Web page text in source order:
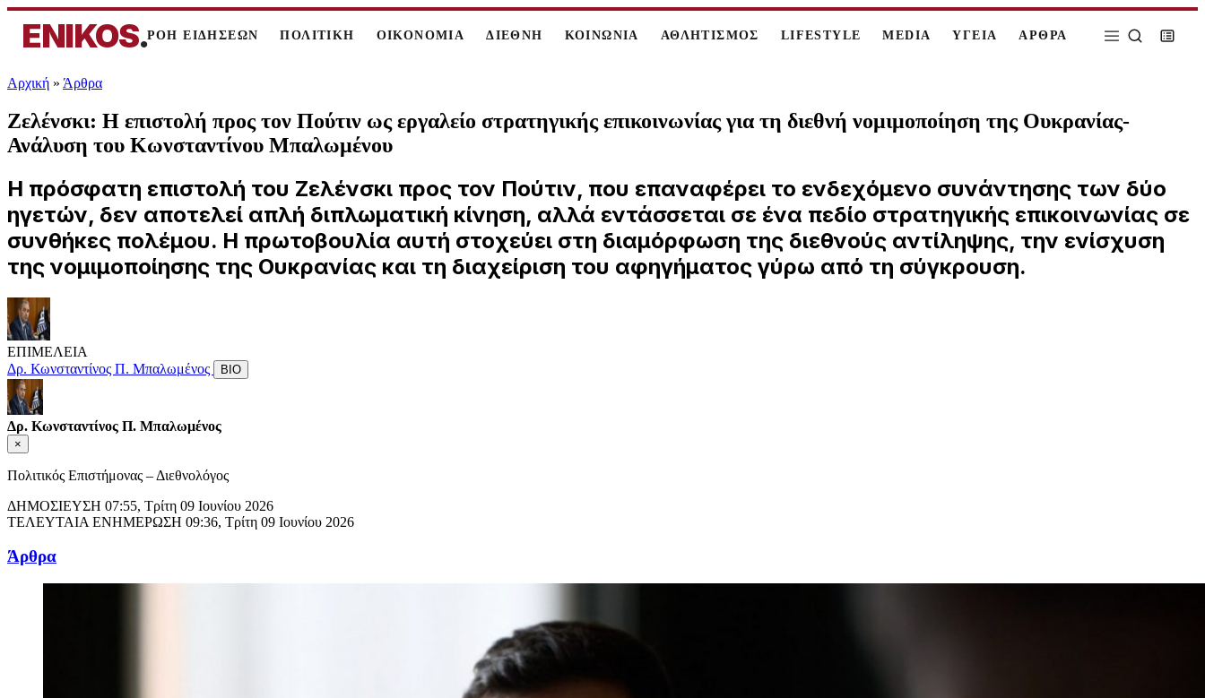
ENIKOS.ΡΟΗ ΕΙΔΗΣΕΩΝ ΠΟΛΙΤΙΚΗ ΟΙΚΟΝΟΜΙΑ ΔΙΕΘΝΗ ΚΟΙΝΩΝΙΑ ΑΘΛΗΤΙΣΜΟΣ LIFESTYLE MEDIA ΥΓΕΙΑ ΑΡΘΡΑ
Αρχική » Άρθρα
Ζελένσκι: Η επιστολή προς τον Πούτιν ως εργαλείο στρατηγικής επικοινωνίας για τη διεθνή νομιμοποίηση της Ουκρανίας-
Ανάλυση του Κωνσταντίνου Μπαλωμένου
Η πρόσφατη επιστολή του Ζελένσκι προς τον Πούτιν, που επαναφέρει το ενδεχόμενο συνάντησης των δύο
ηγετών, δεν αποτελεί απλή διπλωματική κίνηση, αλλά εντάσσεται σε ένα πεδίο στρατηγικής επικοινωνίας σε
συνθήκες πολέμου. Η πρωτοβουλία αυτή στοχεύει στη διαμόρφωση της διεθνούς αντίληψης, την ενίσχυση
της νομιμοποίησης της Ουκρανίας και τη διαχείριση του αφηγήματος γύρω από τη σύγκρουση.
ΕΠΙΜΕΛΕΙΑ
Δρ. Κωνσταντίνος Π. Μπαλωμένος
ΒΙΟ
Δρ. Κωνσταντίνος Π. Μπαλωμένος
×
Πολιτικός Επιστήμονας – Διεθνολόγος
ΔΗΜΟΣΙΕΥΣΗ 07:55, Τρίτη 09 Ιουνίου 2026
ΤΕΛΕΥΤΑΙΑ ΕΝΗΜΕΡΩΣΗ 09:36, Τρίτη 09 Ιουνίου 2026
Άρθρα